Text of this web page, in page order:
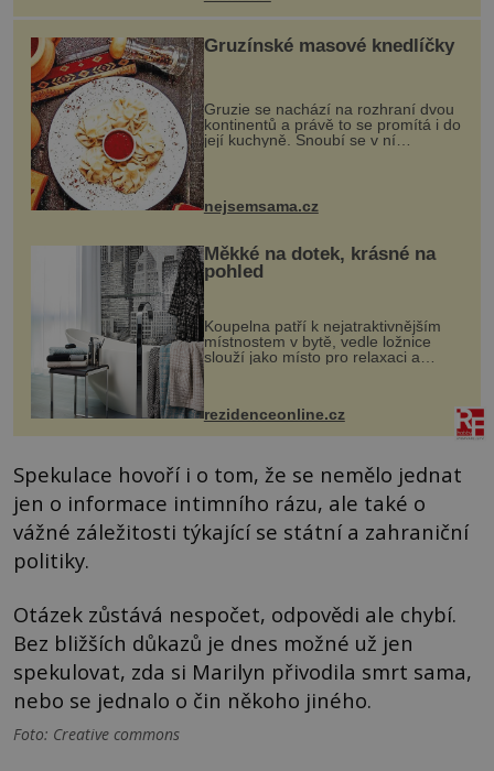
Gruzínské masové knedlíčky
Gruzie se nachází na rozhraní dvou
kontinentů a právě to se promítá i do
její kuchyně. Snoubí se v ní
evropské a asijské chutě a díky tomu
vznikají rozmanité a chuťově bohaté
pokrmy, které rozhodně st...
nejsemsama.cz
Měkké na dotek, krásné na
pohled
Koupelna patří k nejatraktivnějším
místnostem v bytě, vedle ložnice
slouží jako místo pro relaxaci a
odpočinek. Koupelnový textil –
ručníky, osušky a koberečky –
mohou jako mávnutím kouzelného
proutku...
rezidenceonline.cz
Spekulace hovoří i o tom, že se nemělo jednat
jen o informace intimního rázu, ale také o
vážné záležitosti týkající se státní a zahraniční
politiky.
Otázek zůstává nespočet, odpovědi ale chybí.
Bez bližších důkazů je dnes možné už jen
spekulovat, zda si Marilyn přivodila smrt sama,
nebo se jednalo o čin někoho jiného.
Foto: Creative commons